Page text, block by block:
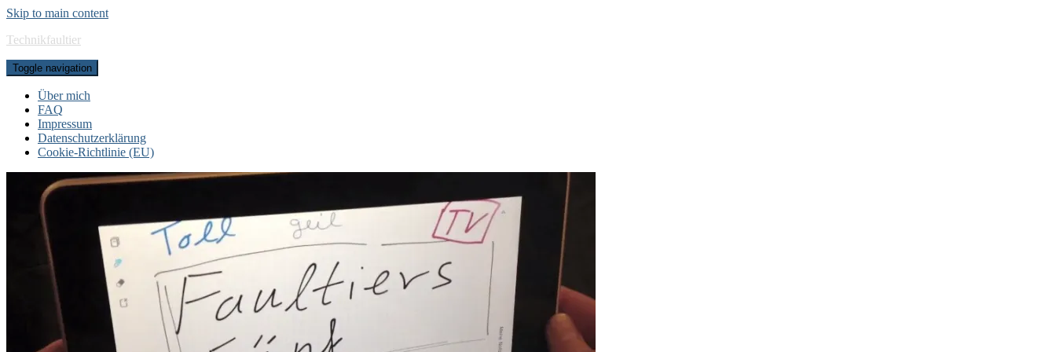
Skip to main content
Technikfaultier
Toggle navigation
Über mich
FAQ
Impressum
Datenschutzerklärung
Cookie-Richtlinie (EU)